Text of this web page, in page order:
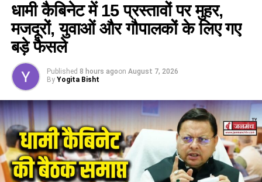
सुशांत पटनायक के घर में छापेमारी के दौरान कैश बरामदगी की भी खबर।
RELATED TOPICS:
APART FROM FORMER CABINET MINISTER HARAK SINGH
RAWAT
ED RAIDS THE HOUSE OF SENIOR IFS OFFICER SUSHANT
PATNAIK.
धामी कैबिनेट में 15 प्रस्तावों पर मुहर,
मजदूरों, युवाओं और गौपालकों के लिए गए
बड़े फैसले
Published 8 hours agoon August 7, 2026
By Yogita Bisht